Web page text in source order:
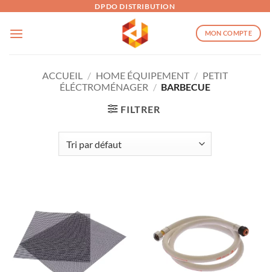
contenu
DPDO DISTRIBUTION
MON COMPTE
ACCUEIL / HOME ÉQUIPEMENT / PETIT
ÉLÉCTROMÉNAGER / BARBECUE
FILTRER